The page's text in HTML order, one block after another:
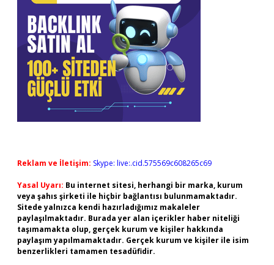
Reklam ve İletişim: Skype: live:.cid.575569c608265c69
Yasal Uyarı: Bu internet sitesi, herhangi bir marka, kurum
veya şahıs şirketi ile hiçbir bağlantısı bulunmamaktadır.
Sitede yalnızca kendi hazırladığımız makaleler
paylaşılmaktadır. Burada yer alan içerikler haber niteliği
taşımamakta olup, gerçek kurum ve kişiler hakkında
paylaşım yapılmamaktadır. Gerçek kurum ve kişiler ile isim
benzerlikleri tamamen tesadüfidir.